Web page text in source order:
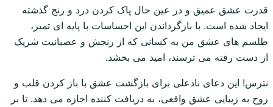
قدرت عشق عمیق و در عین حال پاک کردن درد و رنج گذشته
ایجاد شده است. با بازگرداندن این احساسات با پایه ای تمیز،
طلسم های عشق من به کسانی که از رنجش و عصبانیت شریک
از دست رفته می ترسند، امید می بخشد.
نترس! این دعای نادعلی برای بازگشت عشق با باز کردن قلب و
روح به زیبایی عشق واقعی، به دریافت کننده اجازه می دهد. تا بر